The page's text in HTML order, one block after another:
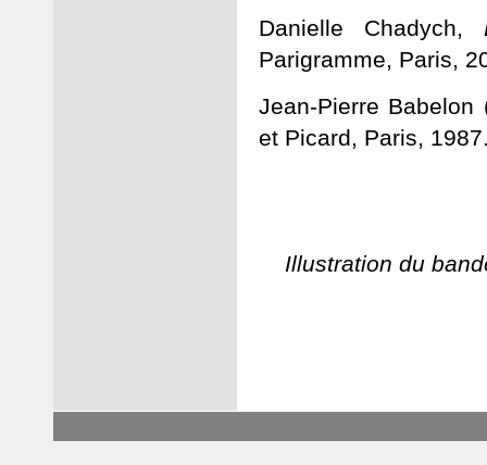
Danielle Chadych,
Parigramme, Paris,
Jean-Pierre
et Picard, Paris,
Illustration du